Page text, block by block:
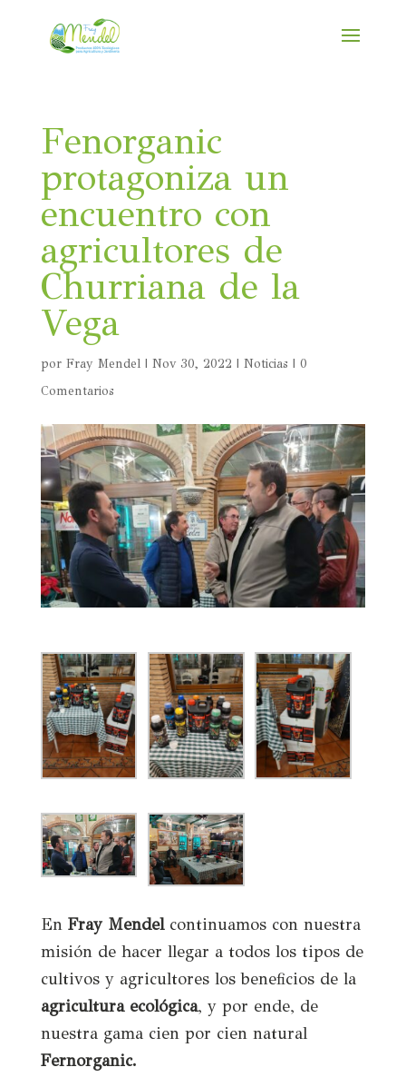
Fenorganic
protagoniza un
encuentro con
agricultores de
Churriana de la
Vega
por Fray Mendel| Nov 30, 2022 | Noticias | 0
Comentarios
En Fray Mendelcontinuamos con nuestra
misión de hacer llegar a todos los tipos de
cultivos y agricultores los beneficios de la
agricultura ecológica, y por ende, de
nuestra gama cien por cien natural
Fernorganic.